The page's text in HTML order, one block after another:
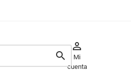


Mi
cuenta